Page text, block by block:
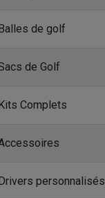
de golf
de Golf
Complets
personnalisés